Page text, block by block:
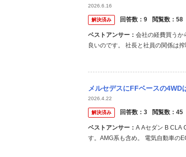
2026.6.16
解決済み 回答数： 9 閲覧数： 58
ベストアンサー： 会社の経費買うか
良いのです。 社長と社員の関係は
メルセデスにFFベースの4WD
2026.4.22
解決済み 回答数： 3 閲覧数： 45
ベストアンサー： A Aセダン B CLA
す。AMG系も含め。 電気自動車の
ロントのみ駆動車があるので。笑